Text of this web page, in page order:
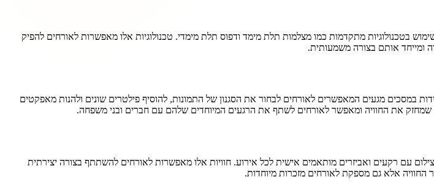
בטכנולוגיות מתקדמות כמו מצלמות תלת מימד ודפוס תלת מימדי. טכנולוגיות אלו מאפשרות לאורחים להפיק
ומייחד אותם בצורה משמעותית.
במסכים מגעים המאפשרים לאורחים לבחור את הסגנון של התמונות, להוסיף פילטרים שונים ולהנות מאפקטים
שמחזק את החוויה ומאפשר לאורחים לשתף את הרגעים המיוחדים שלהם עם חברים ובני משפחה.
עם רקעים ואביזרים מותאמים אישית לכל אירוע. חוויות אלו מאפשרות לאורחים להשתתף בצורה יצירתית
החוויה אלא גם מספקת לאורחים מזכרות מיוחדות.